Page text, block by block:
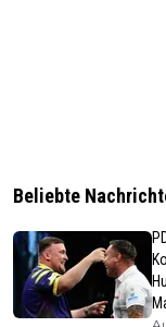
Beliebte